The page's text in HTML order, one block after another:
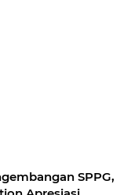
SPPG,